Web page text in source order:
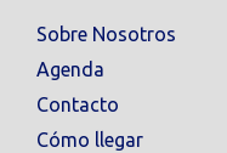
Sobre Nosotros
Agenda
Contacto
Cómo llegar